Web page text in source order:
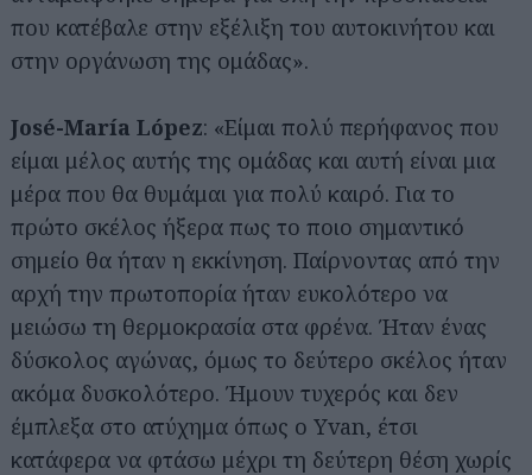
που κατέβαλε στην εξέλιξη του αυτοκινήτου και
στην οργάνωση της ομάδας».
José-María López: «Είμαι πολύ περήφανος που
είμαι μέλος αυτής της ομάδας και αυτή είναι μια
μέρα που θα θυμάμαι για πολύ καιρό. Για το
πρώτο σκέλος ήξερα πως το ποιο σημαντικό
σημείο θα ήταν η εκκίνηση. Παίρνοντας από την
αρχή την πρωτοπορία ήταν ευκολότερο να
μειώσω τη θερμοκρασία στα φρένα. Ήταν ένας
δύσκολος αγώνας, όμως το δεύτερο σκέλος ήταν
ακόμα δυσκολότερο. Ήμουν τυχερός και δεν
έμπλεξα στο ατύχημα όπως ο Yvan, έτσι
κατάφερα να φτάσω μέχρι τη δεύτερη θέση χωρίς